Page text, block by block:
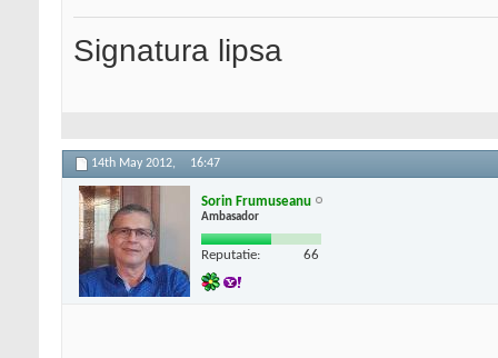
Signatura lipsa
14th May 2012, 16:47
Sorin Frumuseanu
Ambasador
Reputatie: 66